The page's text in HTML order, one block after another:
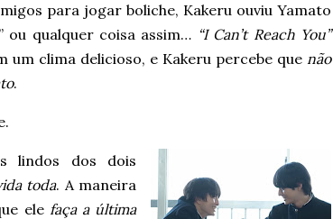
para jogar boliche, Kakeru ouviu Yamato
ou qualquer coisa assim… “I Can’t Reach You”
clima delicioso, e Kakeru percebe que não
.
lindos dos dois
toda. A maneira
ele faça a última